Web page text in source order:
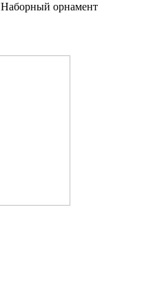
Наборный орнамент